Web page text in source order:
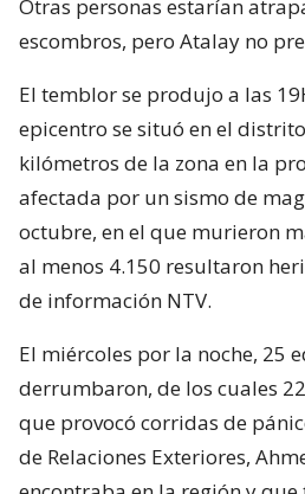
Otras personas estarían
escombros, pero Atalay no
El temblor se produjo a las
epicentro se situó en el
kilómetros de la zona en la
afectada por un sismo de
octubre, en el que murieron
al menos 4.150 resultaron
de información NTV.
El miércoles por la noche, 25
derrumbaron, de los cuales
que provocó corridas de
de Relaciones Exteriores,